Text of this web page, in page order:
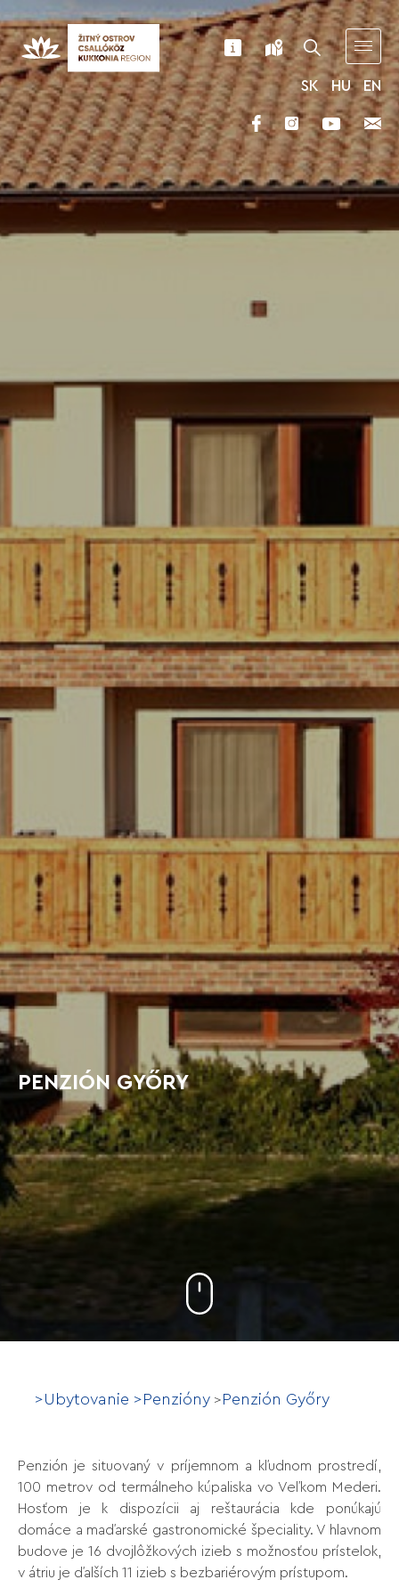
PENZIÓN GYŐRY
SK HU EN
>Ubytovanie >Penzióny >Penzión Győry
Penzión je situovaný v príjemnom a kľudnom prostredí,
100 metrov od termálneho kúpaliska vo Veľkom Mederi.
Hosťom je k dispozícii aj reštaurácia kde ponúkajú
domáce a maďarské gastronomické špeciality. V hlavnom
budove je 16 dvojlôžkových izieb s možnosťou prístelok,
v átriu je ďalších 11 izieb s bezbariérovým prístupom.